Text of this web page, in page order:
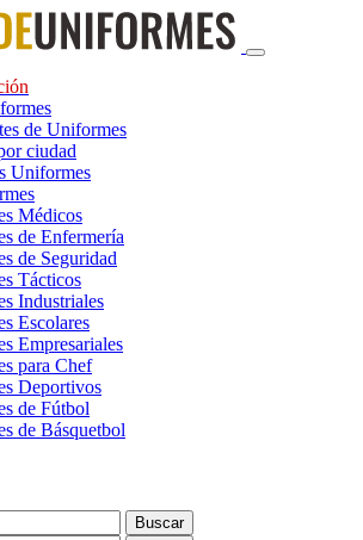
de Uniformes
ciudad
Uniformes
Médicos
de Enfermería
de Seguridad
Tácticos
Industriales
Escolares
Empresariales
para Chef
Deportivos
de Fútbol
de Básquetbol